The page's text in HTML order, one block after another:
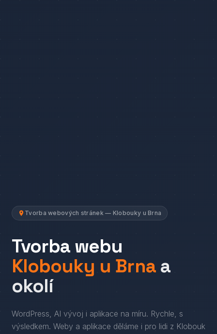
Tvorba webových stránek — Klobouky u Brna
Tvorba webu
Klobouky u Brna a
okolí
WordPress, AI vývoj i aplikace na míru. Rychle, s
výsledkem. Weby a aplikace děláme i pro lidi z Klobouk